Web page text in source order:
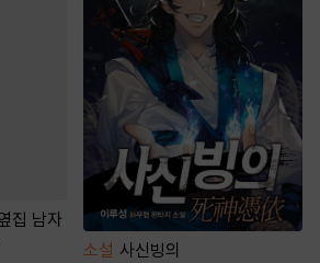
집 남자
소설 사신빙의